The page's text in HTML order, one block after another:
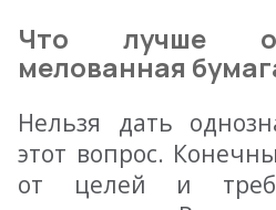
Что лучше
мелованная
Нельзя дать
этот вопрос.
от целей и